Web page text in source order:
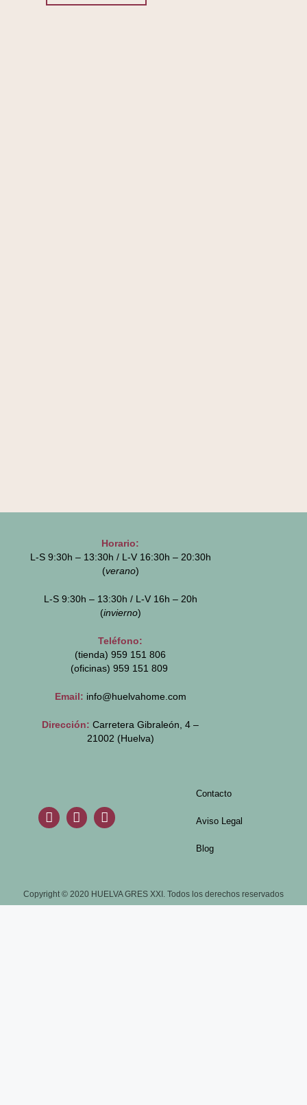
Horario:
L-S 9:30h – 13:30h / L-V 16:30h – 20:30h
(verano)
L-S 9:30h – 13:30h / L-V 16h – 20h
(invierno)
Teléfono:
(tienda) 959 151 806
(oficinas) 959 151 809
Email: info@huelvahome.com
Dirección: Carretera Gibraleón, 4 –
21002 (Huelva)
Contacto
Aviso Legal
Blog
Copyright © 2020 HUELVA GRES XXI. Todos los derechos reservados